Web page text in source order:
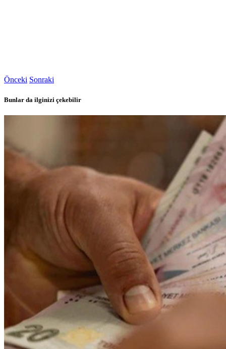
Önceki Sonraki
Bunlar da ilginizi çekebilir